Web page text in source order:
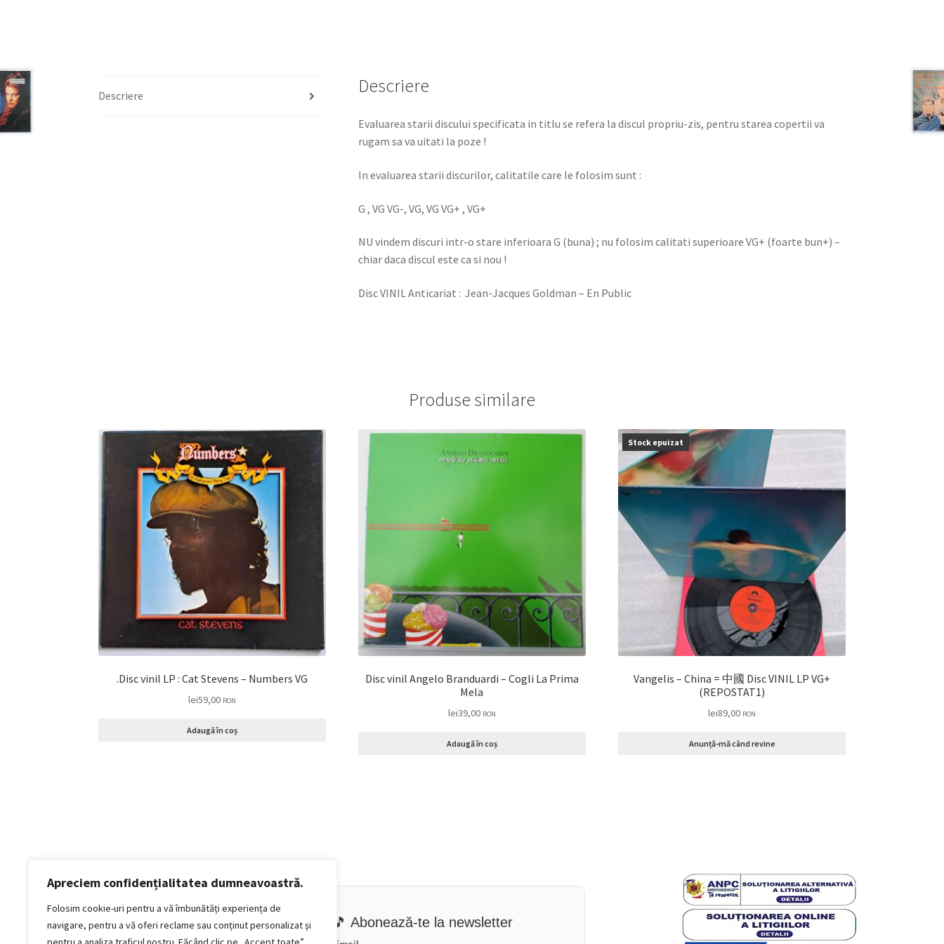
Apreciem confidențialitatea dumneavoastră.
Folosim cookie-uri pentru a vă îmbunătăți experiența de
navigare, pentru a vă oferi reclame sau conținut personalizat și
Descriere Descriere
Evaluarea starii discului specificata in titlu se refera la discul propriu-zis, pentru starea copertii va
rugam sa va uitati la poze !
In evaluarea starii discurilor, calitatile care le folosim sunt :
G , VG VG-, VG, VG VG+ , VG+
NU vindem discuri intr-o stare inferioara G (buna) ; nu folosim calitati superioare VG+ (foarte bun+) –
chiar daca discul este ca si nou !
Disc VINIL Anticariat : Jean-Jacques Goldman – En Public
Produse similare
.Disc vinil LP : Cat Stevens – Numbers VG
lei59,00 RON
Adaugă în coș
Disc vinil Angelo Branduardi – Cogli La Prima
Mela
lei39,00 RON
Adaugă în coș
Stock epuizat
Vangelis – China = 中國 Disc VINIL LP VG+
(REPOSTAT1)
lei89,00 RON
Anunță-mă când revine
Politică de confidențialitate
Termeni si conditii
Politica de cookies
Politica de livrare și retur
🎵 Abonează-te la newsletter